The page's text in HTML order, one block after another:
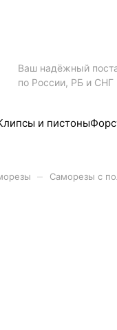
Ваш надёжный
по России, РБ и СНГ
и пистоны
Саморезы с